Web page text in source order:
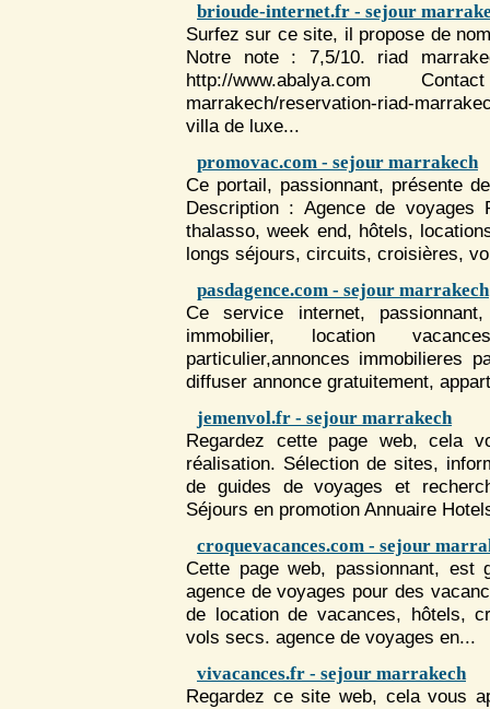
brioude-internet.fr - sejour
Surfez sur ce site, il propose de
Notre note : 7,5/10. riad
http://www.abalya.com
marrakech/reservation-riad-
villa de luxe...
promovac.com - sejour marrakech
Ce portail, passionnant, présente
Description : Agence de voyages
thalasso, week end, hôtels,
longs séjours, circuits, croisières,
pasdagence.com - sejour marrakech
Ce service internet,
immobilier, location
particulier,annonces immobilieres
diffuser annonce gratuitement,
jemenvol.fr - sejour marrakech
Regardez cette page web, cela
réalisation. Sélection de sites,
de guides de voyages et
Séjours en promotion Annuaire
croquevacances.com - sejour
Cette page web, passionnant, est
agence de voyages pour des
de location de vacances, hôtels,
vols secs. agence de voyages en...
vivacances.fr - sejour marrakech
Regardez ce site web, cela vous